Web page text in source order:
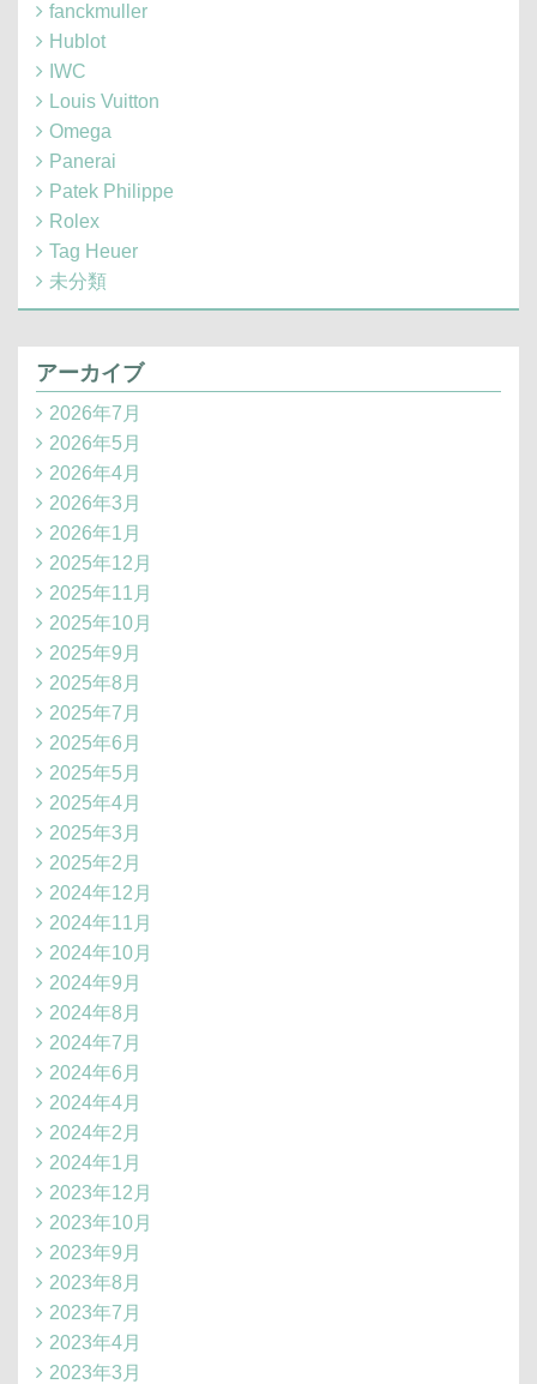
fanckmuller
Hublot
IWC
Louis Vuitton
Omega
Panerai
Patek Philippe
Rolex
Tag Heuer
未分類
アーカイブ
2026年7月
2026年5月
2026年4月
2026年3月
2026年1月
2025年12月
2025年11月
2025年10月
2025年9月
2025年8月
2025年7月
2025年6月
2025年5月
2025年4月
2025年3月
2025年2月
2024年12月
2024年11月
2024年10月
2024年9月
2024年8月
2024年7月
2024年6月
2024年4月
2024年2月
2024年1月
2023年12月
2023年10月
2023年9月
2023年8月
2023年7月
2023年4月
2023年3月